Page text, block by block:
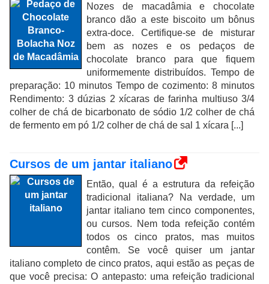
Nozes de macadâmia e chocolate
branco dão a este biscoito um bônus
extra-doce. Certifique-se de misturar
bem as nozes e os pedaços de
chocolate branco para que fiquem
uniformemente distribuídos. Tempo de
preparação: 10 minutos Tempo de cozimento: 8 minutos
Rendimento: 3 dúzias 2 xícaras de farinha multiuso 3/4
colher de chá de bicarbonato de sódio 1/2 colher de chá
de fermento em pó 1/2 colher de chá de sal 1 xícara [...]
Cursos de um jantar italiano
Então, qual é a estrutura da refeição
tradicional italiana? Na verdade, um
jantar italiano tem cinco componentes,
ou cursos. Nem toda refeição contém
todos os cinco pratos, mas muitos
contêm. Se você quiser um jantar
italiano completo de cinco pratos, aqui estão as peças de
que você precisa: O antepasto: uma refeição tradicional